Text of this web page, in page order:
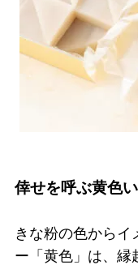
倖せを呼ぶ黄色
きな粉の色からイ
ー「黄色」は、縁